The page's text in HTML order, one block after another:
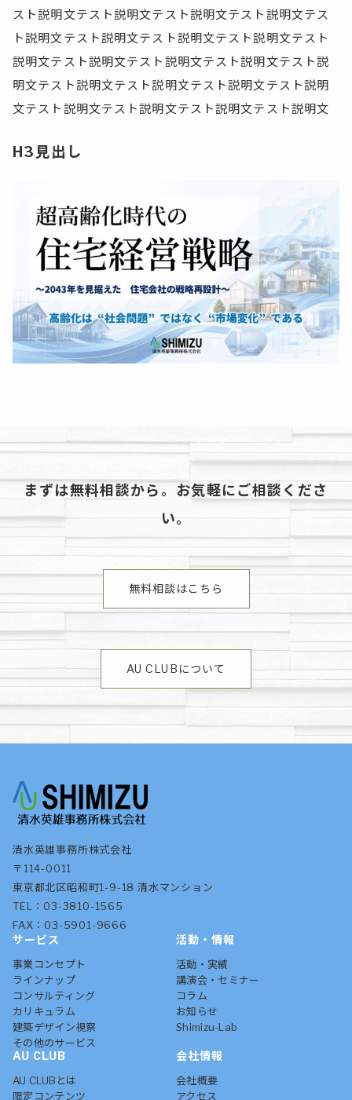
スト説明文テスト説明文テスト説明文テスト説明文テス
ト説明文テスト説明文テスト説明文テスト説明文テスト
説明文テスト説明文テスト説明文テスト説明文テスト説
明文テスト説明文テスト説明文テスト説明文テスト説明
文テスト説明文テスト説明文テスト説明文テスト説明文
H3見出し
まずは無料相談から。お気軽にご相談くださ
い。
無料相談はこちら
AU CLUBについて
清水英雄事務所株式会社
〒114-0011
東京都北区昭和町1-9-18 清水マンション
TEL：03-3810-1565
FAX：03-5901-9666
サービス
事業コンセプト
ラインナップ
コンサルティング
カリキュラム
建築デザイン視察
その他のサービス
活動・情報
活動・実績
講演会・セミナー
コラム
お知らせ
Shimizu-Lab
AU CLUB
AU CLUBとは
限定コンテンツ
会社情報
会社概要
アクセス